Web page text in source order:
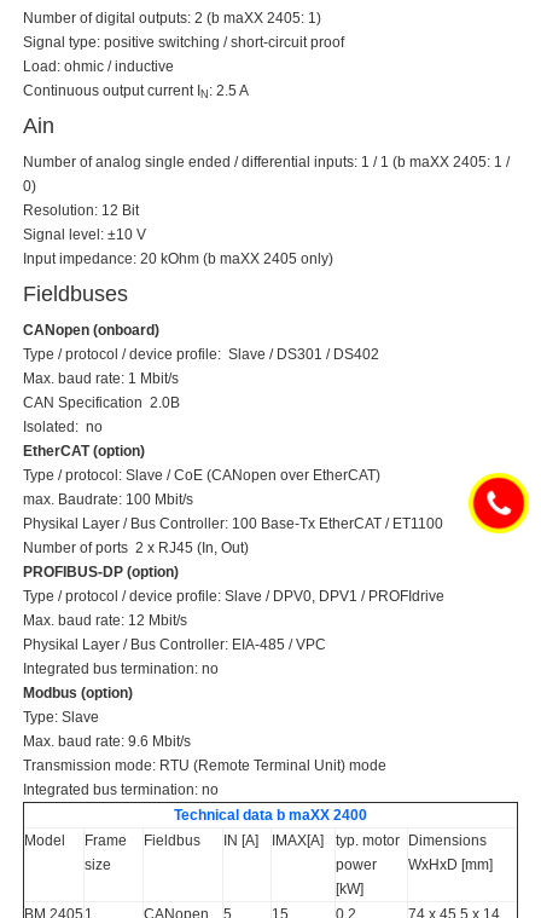
Number of digital outputs: 2 (b maXX 2405: 1)
Signal type: positive switching / short-circuit proof
Load: ohmic / inductive
Continuous output current I N : 2.5 A
Ain
Number of analog single ended / differential inputs: 1 / 1 (b maXX 2405: 1 /
0)
Resolution: 12 Bit
Signal level: ±10 V
Input impedance: 20 kOhm (b maXX 2405 only)
Fieldbuses
CANopen (onboard)
Type / protocol / device profile: Slave / DS301 / DS402
Max. baud rate: 1 Mbit/s
CAN Specification 2.0B
Isolated: no
EtherCAT (option)
Type / protocol: Slave / CoE (CANopen over EtherCAT)
max. Baudrate: 100 Mbit/s
Physikal Layer / Bus Controller: 100 Base-Tx EtherCAT / ET1100
Number of ports 2 x RJ45 (In, Out)
PROFIBUS-DP (option)
Type / protocol / device profile: Slave / DPV0, DPV1 / PROFIdrive
Max. baud rate: 12 Mbit/s
Physikal Layer / Bus Controller: EIA-485 / VPC
Integrated bus termination: no
Modbus (option)
Type: Slave
Max. baud rate: 9.6 Mbit/s
Transmission mode: RTU (Remote Terminal Unit) mode
Integrated bus termination: no
Technical data b maXX 2400
Model
Frame
size
Fieldbus IN [A] IMAX[A]
typ. motor
power
[kW]
Dimensions
WxHxD [mm]
BM 2405 1 CANopen 5 15 0.2
74 x 45.5 x 14